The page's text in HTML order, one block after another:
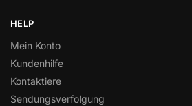
HELP
Mein Konto
Kundenhilfe
Kontaktiere
Sendungsverfolgung